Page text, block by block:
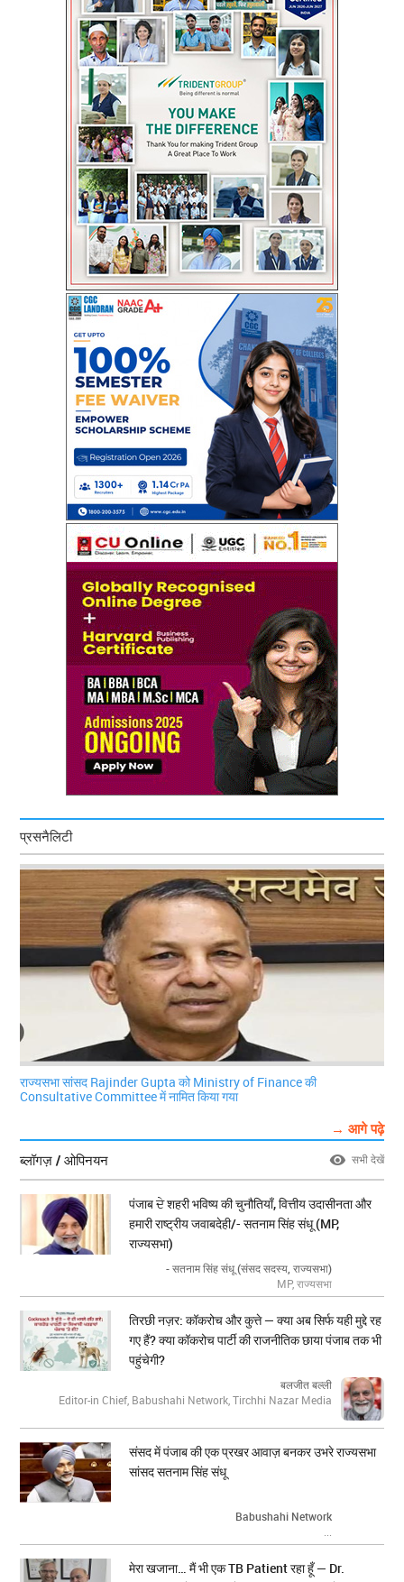
प्रसनैलिटी
राज्यसभा सांसद Rajinder Gupta को Ministry of Finance की
Consultative Committee में नामित किया गया
→ आगे पढ़े
ब्लॉगज़ / ओपिनयन
सभी देखें
पंजाब ਦੇ शहरी भविष्य की चुनौतियाँ, वित्तीय उदासीनता और
हमारी राष्ट्रीय जवाबदेही/- सतनाम सिंह संधू (MP,
राज्यसभा)
- सतनाम सिंह संधू (संसद सदस्य, राज्यसभा)
MP, राज्यसभा
तिरछी नज़र: कॉकरोच और कुत्ते — क्या अब सिर्फ यही मुद्दे रह
गए हैं? क्या कॉकरोच पार्टी की राजनीतिक छाया पंजाब तक भी
पहुंचेगी?
बलजीत बल्ली
Editor-in Chief, Babushahi Network, Tirchhi Nazar Media
संसद में पंजाब की एक प्रखर आवाज़ बनकर उभरे राज्यसभा
सांसद सतनाम सिंह संधू
Babushahi Network
...
मेरा खजाना… मैं भी एक TB Patient रहा हूँ — Dr.